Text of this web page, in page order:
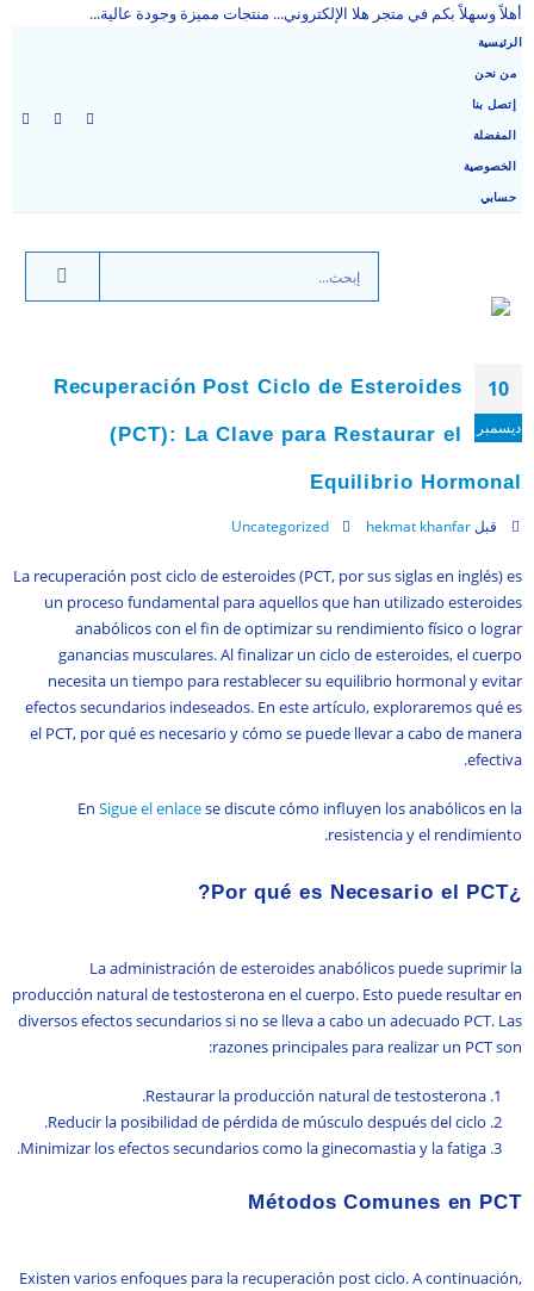
أهلاً وسهلاً بكم في متجر هلا الإلكتروني... منتجات مميزة وجودة عالية...
الرئيسية
من نحن
إتصل بنا
المفضلة
الخصوصية
حسابي
10
ديسمبر
Recuperación Post Ciclo de Esteroides
(PCT): La Clave para Restaurar el
Equilibrio Hormonal
قبل hekmat khanfar
Uncategorized
La recuperación post ciclo de esteroides (PCT, por sus siglas en inglés) es
un proceso fundamental para aquellos que han utilizado esteroides
anabólicos con el fin de optimizar su rendimiento físico o lograr
ganancias musculares. Al finalizar un ciclo de esteroides, el cuerpo
necesita un tiempo para restablecer su equilibrio hormonal y evitar
efectos secundarios indeseados. En este artículo, exploraremos qué es
el PCT, por qué es necesario y cómo se puede llevar a cabo de manera
efectiva.
En Sigue el enlacese discute cómo influyen los anabólicos en la
resistencia y el rendimiento.
¿Por qué es Necesario el PCT?
La administración de esteroides anabólicos puede suprimir la
producción natural de testosterona en el cuerpo. Esto puede resultar en
diversos efectos secundarios si no se lleva a cabo un adecuado PCT. Las
razones principales para realizar un PCT son:
Restaurar la producción natural de testosterona.
Reducir la posibilidad de pérdida de músculo después del ciclo.
Minimizar los efectos secundarios como la ginecomastia y la fatiga.
Métodos Comunes en PCT
Existen varios enfoques para la recuperación post ciclo. A continuación,